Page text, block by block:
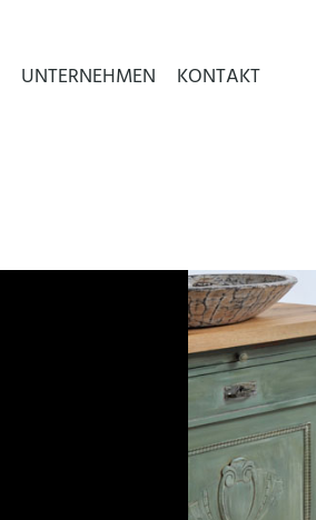
UNTERNEHMEN KONTAKT